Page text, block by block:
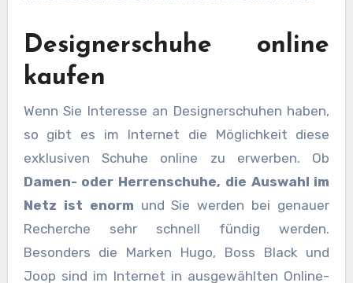
Designerschuhe online
kaufen
Wenn Sie Interesse an Designerschuhen haben,
so gibt es im Internet die Möglichkeit diese
exklusiven Schuhe online zu erwerben. Ob
Damen- oder Herrenschuhe, die Auswahl im
Netz ist enorm und Sie werden bei genauer
Recherche sehr schnell fündig werden.
Besonders die Marken Hugo, Boss Black und
Joop sind im Internet in ausgewählten Online-